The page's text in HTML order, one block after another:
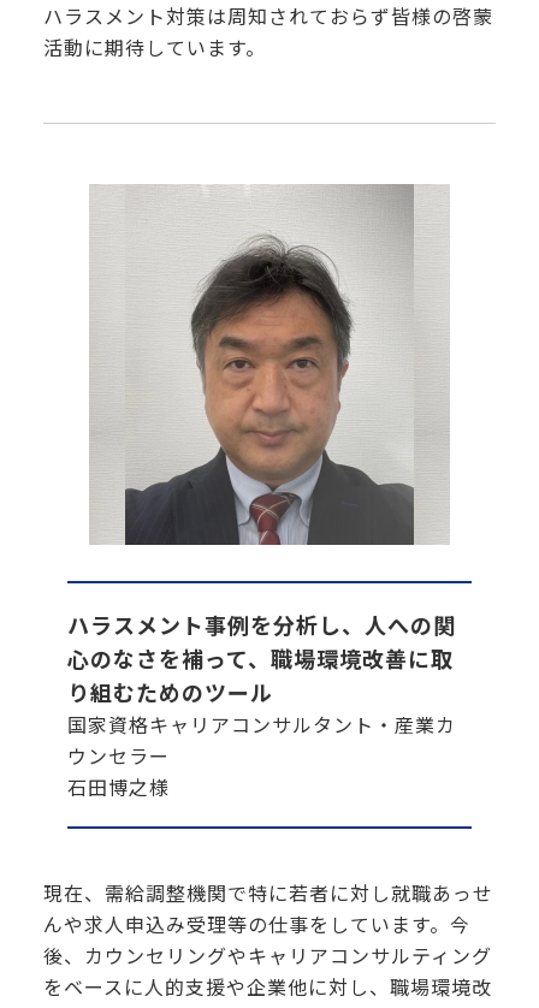
ハラスメント対策は周知されておらず皆様の啓蒙
活動に期待しています。
ハラスメント事例を分析し、人への関
心のなさを補って、職場環境改善に取
り組むためのツール
国家資格キャリアコンサルタント・産業カ
ウンセラー
石田博之様
現在、需給調整機関で特に若者に対し就職あっせ
んや求人申込み受理等の仕事をしています。今
後、カウンセリングやキャリアコンサルティング
をベースに人的支援や企業他に対し、職場環境改